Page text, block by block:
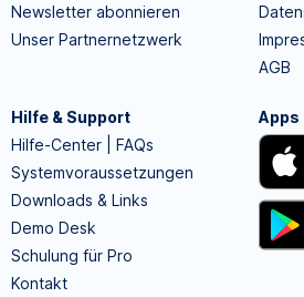
Newsletter abonnieren
Unser Partnernetzwerk
AGB
Hilfe & Support
Hilfe-Center | FAQs
Systemvoraussetzungen
Downloads & Links
Demo Desk
Schulung für Pro
Kontakt
Apps